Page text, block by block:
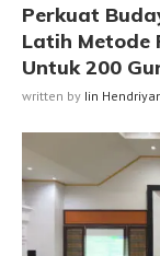
Perkuat
Latih Metode
Untuk 200
written by Iin